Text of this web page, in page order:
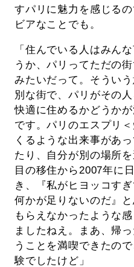
すパリに魅力を感じる
ビアなことでも。
「住んでいる人はみん
うか、パリってただの
みたいだって。そうい
別な街で、パリがその
快適に住めるかどうか
です。パリのエスプリ
くるような出来事があ
たり、自分が別の場所
目の移住から2007年に
き、『私がヒヨッコす
何かが足りないのだ』
もらえなかったような
ましたねえ。まあ、帰
うことを満喫できたの
験でしたけど」